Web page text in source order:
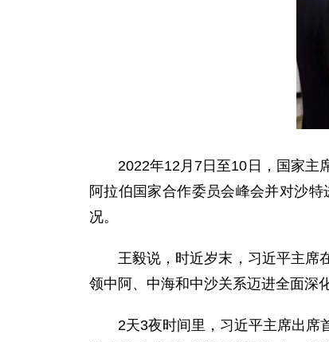
2022年12月7日至10日，国家
阿拉伯国家合作委员会峰会并对沙
况。
王毅说，时近岁末，习近平主席
领中阿、中海和中沙关系迈进全面深
2天3夜时间里，习近平主席出席